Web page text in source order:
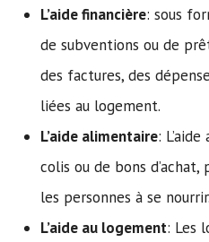
L’aide financière: sous
de subventions ou de
des factures, des
liées au logement.
L’aide alimentaire:
colis ou de bons
les personnes à se nourrir.
L’aide au logement: Les